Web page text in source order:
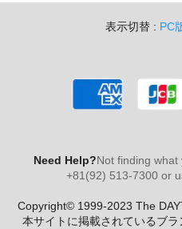
表示切替 : PC
Need Help?Not finding
+81(92) 513-7300 or
Copyright© 1999-2023 The
本サイトに掲載されているブ